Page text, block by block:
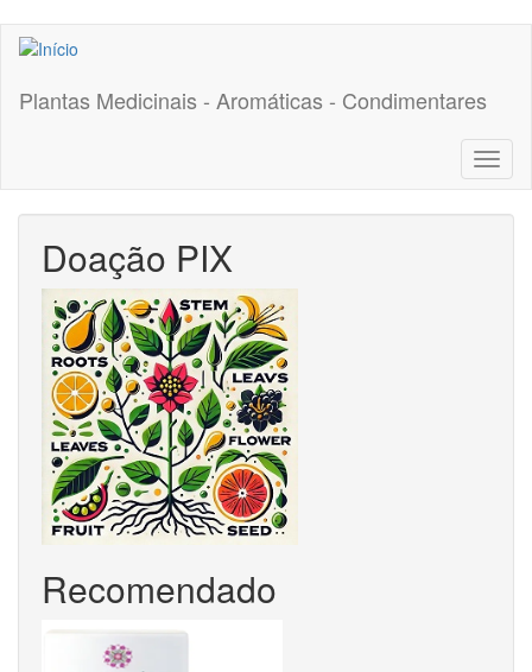
Pular
para
conteúdo
Plantas Medicinais - Aromáticas - Condimentares
Doação PIX
Recomendado